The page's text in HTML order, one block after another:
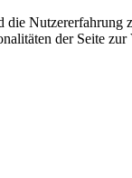
Nutzererfahrung
der Seite zur